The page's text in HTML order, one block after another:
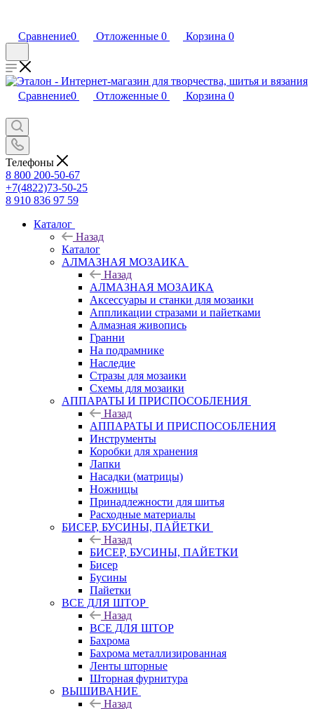
Сравнение0 Отложенные 0 Корзина 0
Сравнение0 Отложенные 0 Корзина 0
Телефоны
8 800 200-50-67
+7(4822)73-50-25
8 910 836 97 59
Каталог
Назад
Каталог
АЛМАЗНАЯ МОЗАИКА
Назад
АЛМАЗНАЯ МОЗАИКА
Аксессуары и станки для мозаики
Аппликации стразами и пайетками
Алмазная живопись
Гранни
На подрамнике
Наследие
Стразы для мозаики
Схемы для мозаики
АППАРАТЫ И ПРИСПОСОБЛЕНИЯ
Назад
АППАРАТЫ И ПРИСПОСОБЛЕНИЯ
Инструменты
Коробки для хранения
Лапки
Насадки (матрицы)
Ножницы
Принадлежности для шитья
Расходные материалы
БИСЕР, БУСИНЫ, ПАЙЕТКИ
Назад
БИСЕР, БУСИНЫ, ПАЙЕТКИ
Бисер
Бусины
Пайетки
ВСЕ ДЛЯ ШТОР
Назад
ВСЕ ДЛЯ ШТОР
Бахрома
Бахрома металлизированная
Ленты шторные
Шторная фурнитура
ВЫШИВАНИЕ
Назад